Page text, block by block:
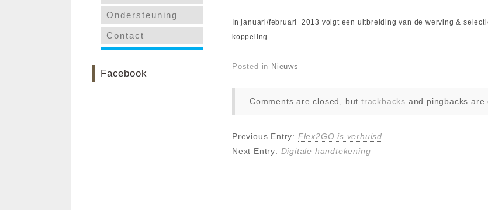
In januari/februari 2013 volgt een uitbreiding van de werving &
koppeling.
Posted in Nieuws
Comments are closed, buttrackbacks and pingbacks are
Previous Entry: Flex2GO is verhuisd
Next Entry: Digitale handtekening
Ondersteuning
Contact
Facebook